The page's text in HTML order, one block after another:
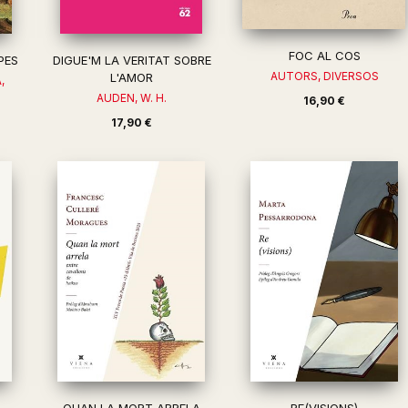
DIGUE'M LA VERITAT SOBRE
L'AMOR
AUDEN, W. H.
17,90 €
FOC AL COS
AUTORS, DIVERSOS
16,90 €